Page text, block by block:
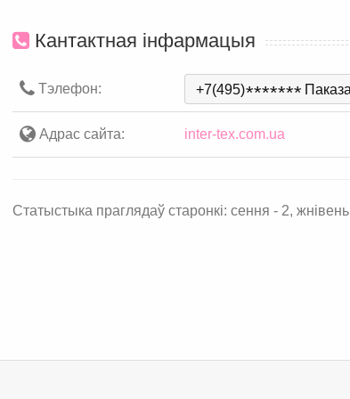
Кантактная інфармацыя
Тэлефон: +7(495)*******
Адрас сайта: inter-tex.com.ua
Статыстыка праглядаў старонкі: сення - 2,